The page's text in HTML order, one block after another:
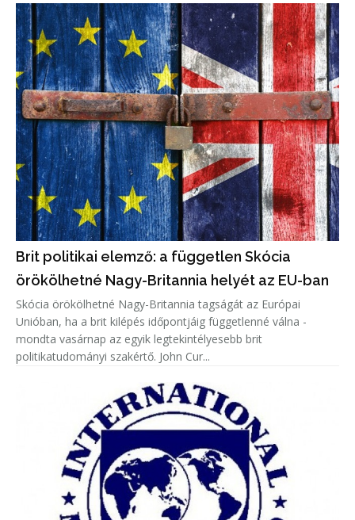
Brit politikai elemző: a független Skócia
örökölhetné Nagy-Britannia helyét az EU-ban
Skócia örökölhetné Nagy-Britannia tagságát az Európai
Unióban, ha a brit kilépés időpontjáig függetlenné válna -
mondta vasárnap az egyik legtekintélyesebb brit
politikatudományi szakértő. John Cur...